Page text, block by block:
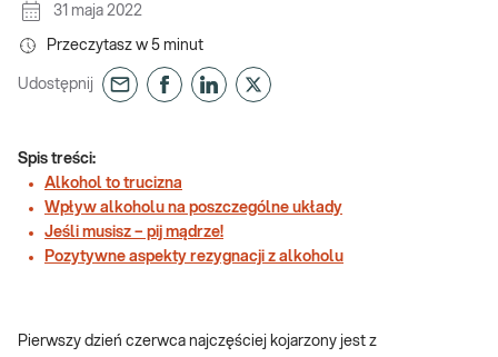
31 maja 2022
Przeczytasz w 5 minut
Udostępnij
Spis treści:
Alkohol to trucizna
Wpływ alkoholu na poszczególne układy
Jeśli musisz – pij mądrze!
Pozytywne aspekty rezygnacji z alkoholu
Pierwszy dzień czerwca najczęściej kojarzony jest z